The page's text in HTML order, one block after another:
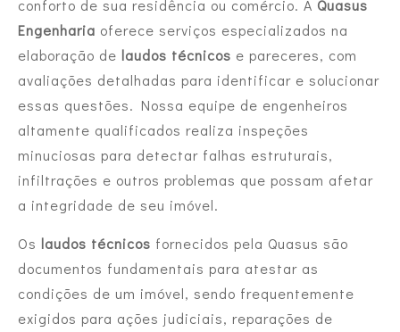
conforto de sua residência ou comércio. A Quasus
Engenharia oferece serviços especializados na
elaboração de laudos técnicos e pareceres, com
avaliações detalhadas para identificar e solucionar
essas questões. Nossa equipe de engenheiros
altamente qualificados realiza inspeções
minuciosas para detectar falhas estruturais,
infiltrações e outros problemas que possam afetar
a integridade de seu imóvel.
Os laudos técnicos fornecidos pela Quasus são
documentos fundamentais para atestar as
condições de um imóvel, sendo frequentemente
exigidos para ações judiciais, reparações de